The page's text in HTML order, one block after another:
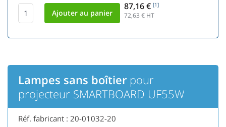
87,16 € [1]
72,63 € HT
Lampes sans boîtier pour
projecteur SMARTBOARD UF55W
Réf. fabricant : 20-01032-20